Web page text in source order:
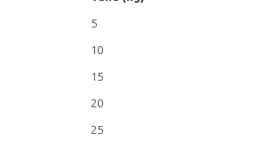
5
10
15
20
25